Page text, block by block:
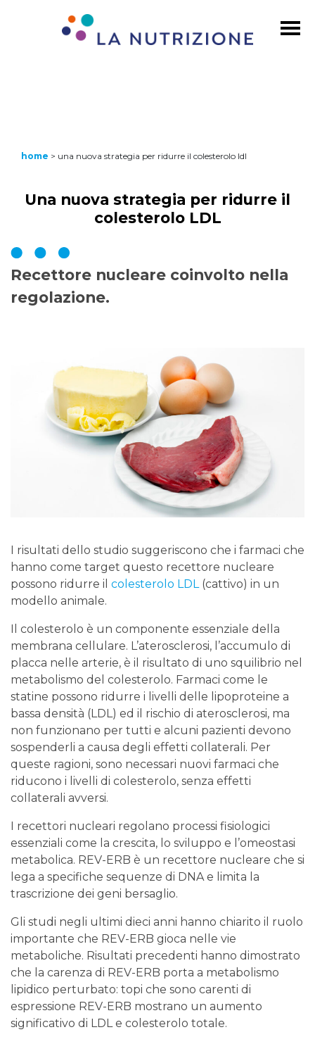
home > una nuova strategia per ridurre il colesterolo ldl
Una nuova strategia per ridurre il
colesterolo LDL
Recettore nucleare coinvolto nella
regolazione.
I risultati dello studio suggeriscono che i farmaci che
hanno come target questo recettore nucleare
possono ridurre il colesterolo LDL(cattivo) in un
modello animale.
Il colesterolo è un componente essenziale della
membrana cellulare. L’aterosclerosi, l’accumulo di
placca nelle arterie, è il risultato di uno squilibrio nel
metabolismo del colesterolo. Farmaci come le
statine possono ridurre i livelli delle lipoproteine a
bassa densità (LDL) ed il rischio di aterosclerosi, ma
non funzionano per tutti e alcuni pazienti devono
sospenderli a causa degli effetti collaterali. Per
queste ragioni, sono necessari nuovi farmaci che
riducono i livelli di colesterolo, senza effetti
collaterali avversi.
I recettori nucleari regolano processi fisiologici
essenziali come la crescita, lo sviluppo e l’omeostasi
metabolica. REV-ERB è un recettore nucleare che si
lega a specifiche sequenze di DNA e limita la
trascrizione dei geni bersaglio.
Gli studi negli ultimi dieci anni hanno chiarito il ruolo
importante che REV-ERB gioca nelle vie
metaboliche. Risultati precedenti hanno dimostrato
che la carenza di REV-ERB porta a metabolismo
lipidico perturbato: topi che sono carenti di
espressione REV-ERB mostrano un aumento
significativo di LDL e colesterolo totale.